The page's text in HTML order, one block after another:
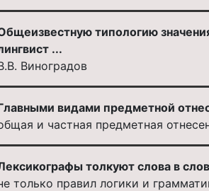
типологию
...
Виноградов
видами предметной
и частная предметная
толкуют слова в
только правил логики и